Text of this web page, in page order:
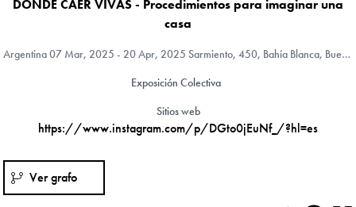
DÓNDE CAER VIVAS - Procedimientos para imaginar una
casa
Argentina07 Mar, 2025 - 20 Apr, 2025 Sarmiento, 450, Bahía Blanca, Buenos Aires Province, Argentina
Exposición Colectiva
Sitios web
https://www.instagram.com/p/DGto0jEuNf_/?hl=es
Ver grafo